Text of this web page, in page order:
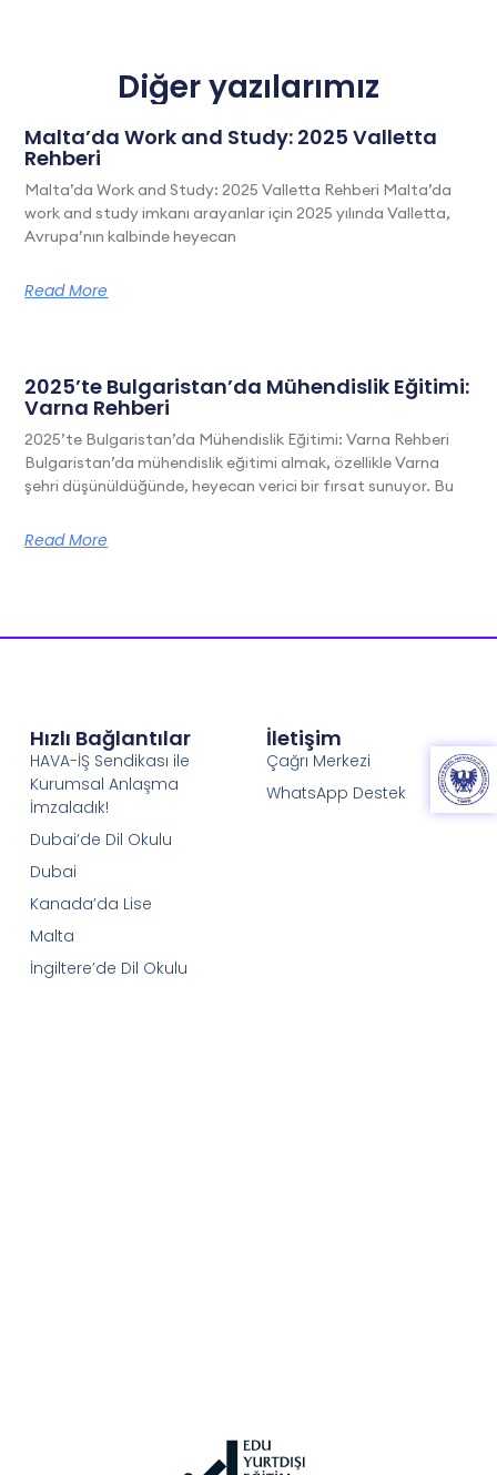
Diğer yazılarımız
Malta’da Work and Study: 2025 Valletta
Rehberi
Malta’da Work and Study: 2025 Valletta Rehberi Malta’da
work and study imkanı arayanlar için 2025 yılında Valletta,
Avrupa’nın kalbinde heyecan
Read More
2025’te Bulgaristan’da Mühendislik Eğitimi:
Varna Rehberi
2025’te Bulgaristan’da Mühendislik Eğitimi: Varna Rehberi
Bulgaristan’da mühendislik eğitimi almak, özellikle Varna
şehri düşünüldüğünde, heyecan verici bir fırsat sunuyor. Bu
Read More
Hızlı Bağlantılar
HAVA-İŞ Sendikası ile
Kurumsal Anlaşma
İmzaladık!
Dubai’de Dil Okulu
Dubai
Kanada’da Lise
Malta
İngiltere’de Dil Okulu
İletişim
Çağrı Merkezi
WhatsApp Destek